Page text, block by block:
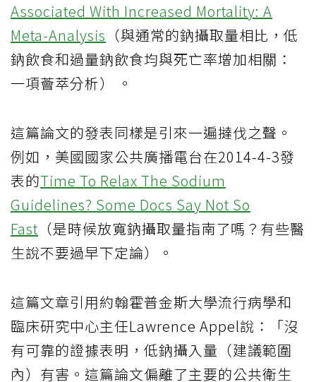
Associated With Increased Mortality: A
Meta-Analysis （與通常的鈉攝取量相比，低
鈉飲食和過量鈉飲食均與死亡率增加相關：
一項薈萃分析） 。
這篇論文的發表同樣是引來一遍撻伐之聲。
例如，美國國家公共廣播電台在2014-4-3發
表的Time To Relax The Sodium
Guidelines? Some Docs Say Not So
Fast （是時候放寬鈉攝取量指南了嗎？有些醫
生說不要過早下定論）。
這篇文章引用約翰霍普金斯大學流行病學和
臨床研究中心主任Lawrence Appel說：「沒
有可靠的證據表明，低鈉攝入量（建議範圍
內）有害。這篇論文偏離了主要的公共衛生